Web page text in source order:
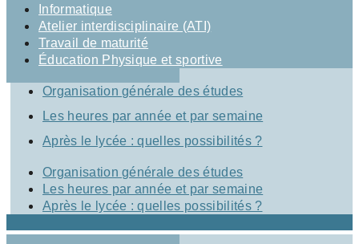
Informatique
Atelier interdisciplinaire (ATI)
Travail de maturité
Éducation Physique et sportive
Organisation générale des études
Les heures par année et par semaine
Après le lycée : quelles possibilités ?
Organisation générale des études
Les heures par année et par semaine
Après le lycée : quelles possibilités ?